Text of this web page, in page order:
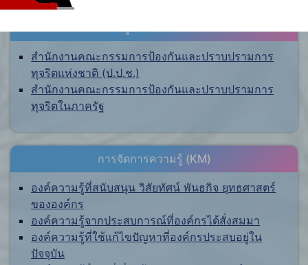
สำนักงานคณะกรรมการป้องกันและปราบปรามการ
ทุจริตแห่งชาติ (ป.ป.ช.)
สำนักงานคณะกรรมการป้องกันและปราบปรามการ
ทุจริตในภาครัฐ
การจัดการความรู้ (KM)
องค์ความรู้ที่สนับสนุน วิสัยทัศน์ พันธกิจ ยุทธศาสตร์
ขององค์กร
องค์ความรู้จากประสบการณ์ที่องค์กรได้สั่งสมมา
องค์ความรู้ที่ใช้แก้ไขปัญหาที่องค์กรประสบอยู่ใน
ปัจจุบัน